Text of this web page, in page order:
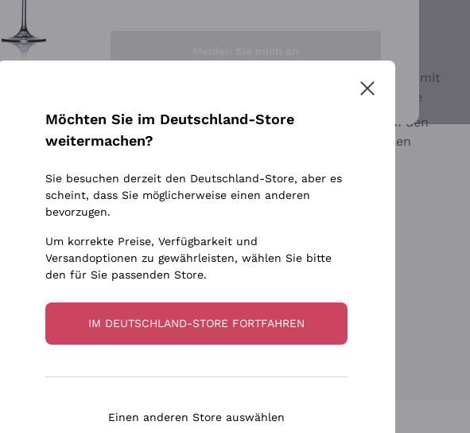
Ca' dei Frati
Biondi Santi
Quintarelli Giuseppe
Rinaldi Giuseppe
Egly Ouriet
Jacquesson
Agrapart
Ohne Sulfit oder mit
minimalen Sulfite
Maischung auf den
Traubenschalen
Möchten Sie im Deutschland-Store
weitermachen?
Sie besuchen derzeit den Deutschland-Store, aber es
scheint, dass Sie möglicherweise einen anderen
bevorzugen.
Um korrekte Preise, Verfügbarkeit und
Versandoptionen zu gewährleisten, wählen Sie bitte
den für Sie passenden Store.
IM DEUTSCHLAND-STORE FORTFAHREN
Einen anderen Store auswählen